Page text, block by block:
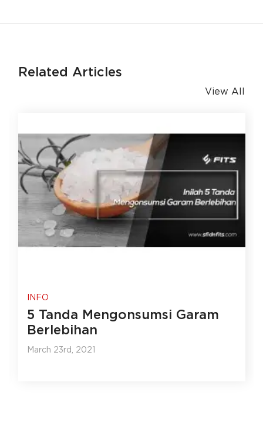
Related Articles
View All
INFO
5 Tanda Mengonsumsi Garam
Berlebihan
March 23rd, 2021